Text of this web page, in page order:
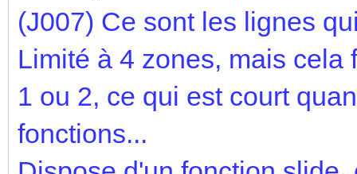
(J007) Ce sont les lignes
Limité à 4 zones, mais cela
1 ou 2, ce qui est court
fonctions...